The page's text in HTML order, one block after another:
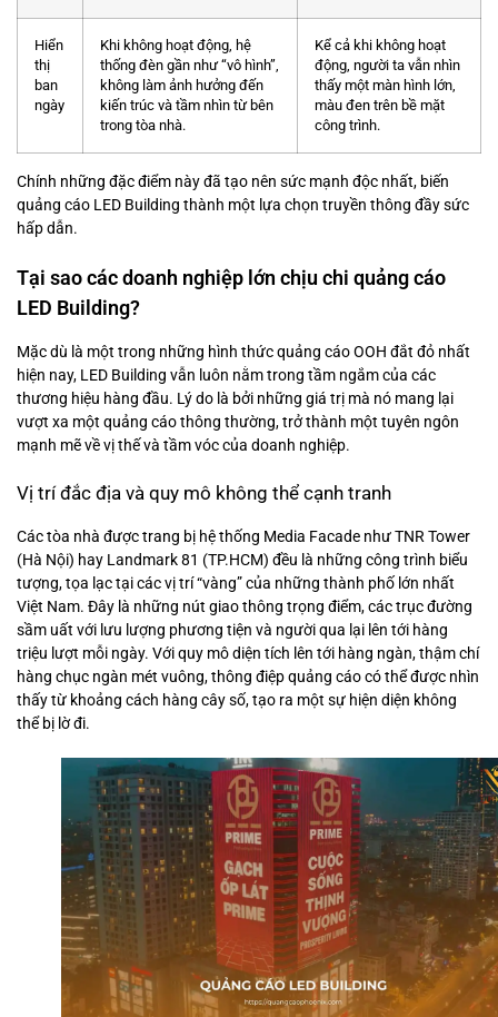
Hiển
thị
ban
ngày
Khi không hoạt động, hệ
thống đèn gần như “vô hình”,
không làm ảnh hưởng đến
kiến trúc và tầm nhìn từ bên
trong tòa nhà.
Kể cả khi không hoạt
động, người ta vẫn nhìn
thấy một màn hình lớn,
màu đen trên bề mặt
công trình.
Chính những đặc điểm này đã tạo nên sức mạnh độc nhất, biến
quảng cáo LED Building thành một lựa chọn truyền thông đầy sức
hấp dẫn.
Tại sao các doanh nghiệp lớn chịu chi quảng cáo
LED Building?
Mặc dù là một trong những hình thức quảng cáo OOH đắt đỏ nhất
hiện nay, LED Building vẫn luôn nằm trong tầm ngắm của các
thương hiệu hàng đầu. Lý do là bởi những giá trị mà nó mang lại
vượt xa một quảng cáo thông thường, trở thành một tuyên ngôn
mạnh mẽ về vị thế và tầm vóc của doanh nghiệp.
Vị trí đắc địa và quy mô không thể cạnh tranh
Các tòa nhà được trang bị hệ thống Media Facade như TNR Tower
(Hà Nội) hay Landmark 81 (TP.HCM) đều là những công trình biểu
tượng, tọa lạc tại các vị trí “vàng” của những thành phố lớn nhất
Việt Nam. Đây là những nút giao thông trọng điểm, các trục đường
sầm uất với lưu lượng phương tiện và người qua lại lên tới hàng
triệu lượt mỗi ngày. Với quy mô diện tích lên tới hàng ngàn, thậm chí
hàng chục ngàn mét vuông, thông điệp quảng cáo có thể được nhìn
thấy từ khoảng cách hàng cây số, tạo ra một sự hiện diện không
thể bị lờ đi.